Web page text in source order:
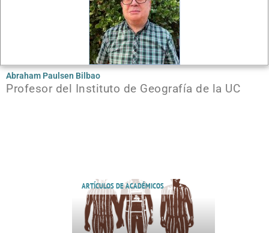
Abraham Paulsen Bilbao
Profesor del Instituto de Geografía de la UC
ARTÍCULOS DE ACADÉMICOS